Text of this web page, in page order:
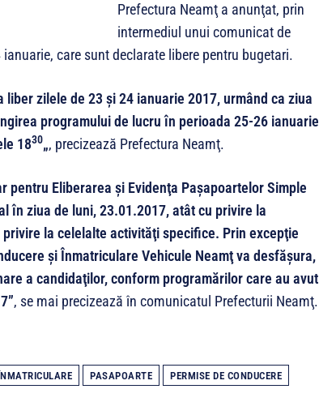
Prefectura Neamţ a anunţat, prin
intermediul unui comunicat de
care sunt declarate libere pentru bugetari.
zilele de 23 şi 24 ianuarie 2017, urmând ca ziua
programului de lucru în perioada 25-26 ianuarie
1830„, precizează Prefectura Neamţ.
pentru Eliberarea şi Evidenţa Paşapoartelor Simple
în ziua de luni, 23.01.2017, atât cu privire la
la celelalte activităţi specifice. Prin excepţie
şi Înmatriculare Vehicule Neamţ va desfăşura,
a candidaţilor, conform programărilor care au avut
, se mai precizează în comunicatul Prefecturii Neamţ.
PASAPOARTE
PERMISE DE CONDUCERE